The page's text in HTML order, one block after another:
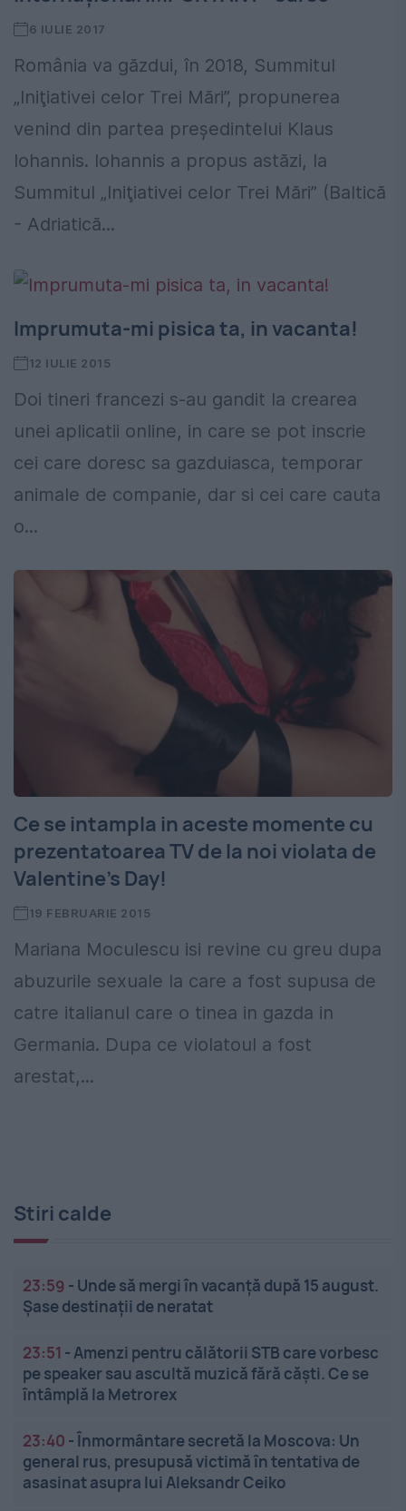
6 IULIE 2017
România va găzdui, în 2018, Summitul
„Iniţiativei celor Trei Mări”, propunerea
venind din partea președintelui Klaus
Iohannis. Iohannis a propus astăzi, la
Summitul „Iniţiativei celor Trei Mări” (Baltică
- Adriatică...
Imprumuta-mi pisica ta, in vacanta!
12 IULIE 2015
Doi tineri francezi s-au gandit la crearea
unei aplicatii online, in care se pot inscrie
cei care doresc sa gazduiasca, temporar
animale de companie, dar si cei care cauta
o...
Ce se intampla in aceste momente cu
prezentatoarea TV de la noi violata de
Valentine's Day!
19 FEBRUARIE 2015
Mariana Moculescu isi revine cu greu dupa
abuzurile sexuale la care a fost supusa de
catre italianul care o tinea in gazda in
Germania. Dupa ce violatoul a fost
arestat,...
Stiri calde
23:59 - Unde să mergi în vacanță după 15 august.
Șase destinații de neratat
23:51 - Amenzi pentru călătorii STB care vorbesc
pe speaker sau ascultă muzică fără căști. Ce se
întâmplă la Metrorex
23:40 -Înmormântare secretă la Moscova: Un
general rus, presupusă victimă în tentativa de
asasinat asupra lui Aleksandr Ceiko